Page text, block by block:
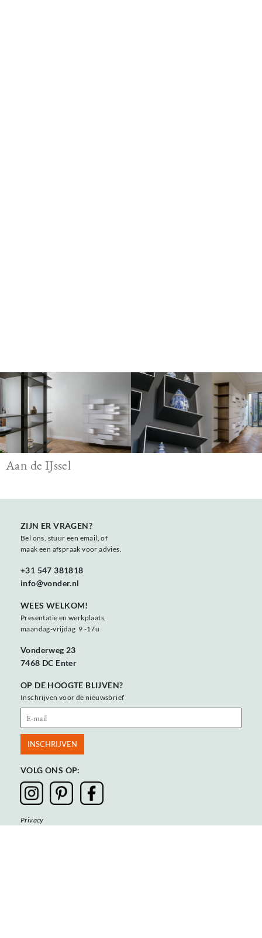
Image
Aan de IJssel
ZIJN ER VRAGEN?
Bel ons, stuur een email, of
maak een afspraak voor advies.
+31 547 381818
info@vonder.nl
WEES WELKOM!
Presentatie en werkplaats,
maandag-vrijdag 9 -17u
Vonderweg 23
7468 DC Enter
OP DE HOOGTE BLIJVEN?
Inschrijven voor de nieuwsbrief
VOLG ONS OP:
Privacy